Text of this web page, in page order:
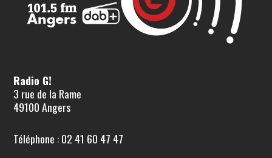
Radio G!
3 rue de la Rame
49100 Angers
Téléphone : 02 41 60 47 47